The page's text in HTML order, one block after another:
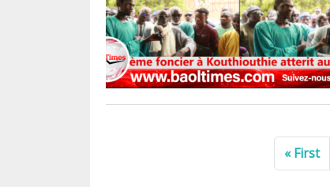
« First